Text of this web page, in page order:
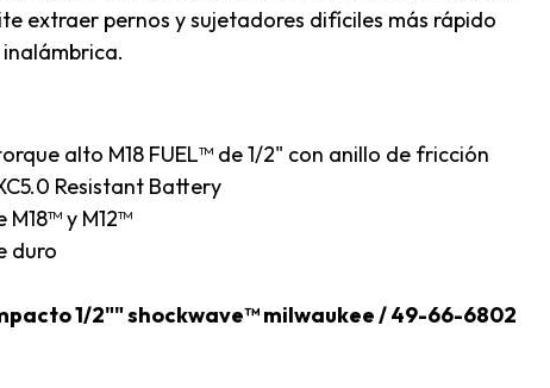
extraer pernos y sujetadores difíciles más rápido
alto M18 FUEL™ de 1/2" con anillo de fricción
Resistant Battery
y M12™
duro
1/2"" shockwave™ milwaukee / 49-66-6802